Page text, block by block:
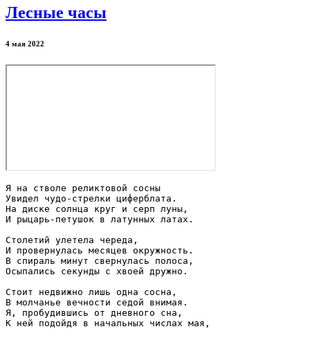
Лесные часы
4 мая 2022
Я на стволе реликтовой сосны
Увидел чудо-стрелки циферблата.
На диске солнца круг и серп луны,
И рыцарь-петушок в латунных латах.
Столетий улетела череда,
И провернулась месяцев окружность.
В спираль минут свернулась полоса,
Осыпались секунды с хвоей дружно.
Стоит недвижно лишь одна сосна,
В молчанье вечности седой внимая.
Я, пробудившись от дневного сна,
К ней подойдя в начальных числах мая,